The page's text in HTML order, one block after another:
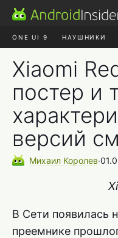
ONE UI 9 НАУШНИКИ
Xiaomi
постер и
версий
Михаил Королев∙
В Сети появилась
преемнике